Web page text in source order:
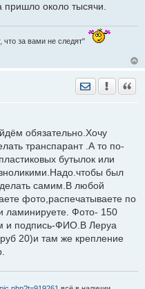
пришло около тысячи.
что за вами не следят"
Отправить
обязательно.Хочу
транспарант .А то по-
бутылок или
был
самим.В любой
фото,распечатываете по
ламинируете. Фото- 150
и подпись-ФИО.В Леруа
20)и там же крепление